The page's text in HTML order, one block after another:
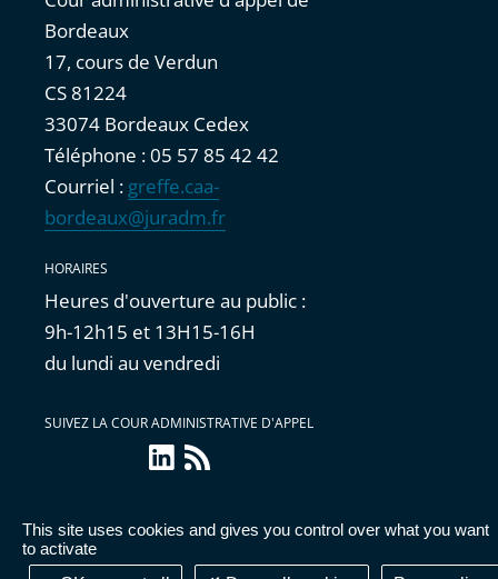
This site uses cookies and gives you control over what you want
to activate
Bordeaux
17, cours de Verdun
CS 81224
33074 Bordeaux Cedex
Téléphone : 05 57 85 42 42
Courriel : greffe.caa-
bordeaux@juradm.fr
HORAIRES
Heures d'ouverture au public :
9h-12h15 et 13H15-16H
du lundi au vendredi
SUIVEZ LA COUR ADMINISTRATIVE D'APPEL
LinkedIn
Flux
RSS
Accessibilité : partiellement conforme